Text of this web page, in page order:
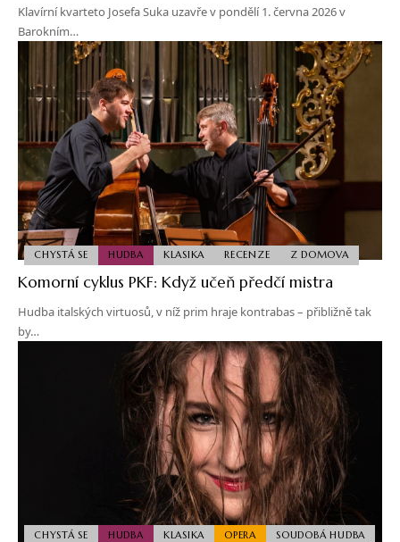
Klavírní kvarteto Josefa Suka uzavře v pondělí 1. června 2026 v
Barokním…
CHYSTÁ SE HUDBA KLASIKA RECENZE Z DOMOVA
Komorní cyklus PKF: Když učeň předčí mistra
Hudba italských virtuosů, v níž prim hraje kontrabas – přibližně tak
by…
CHYSTÁ SE HUDBA KLASIKA OPERA
SOUDOBÁ HUDBA